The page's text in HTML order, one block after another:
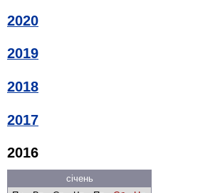
2020
2019
2018
2017
2016
січень